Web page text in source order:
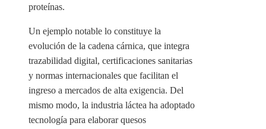
proteínas.
Un ejemplo notable lo constituye la
evolución de la cadena cárnica, que integra
trazabilidad digital, certificaciones sanitarias
y normas internacionales que facilitan el
ingreso a mercados de alta exigencia. Del
mismo modo, la industria láctea ha adoptado
tecnología para elaborar quesos